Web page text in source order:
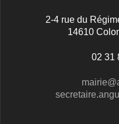
2-4 rue du
14610
02 31